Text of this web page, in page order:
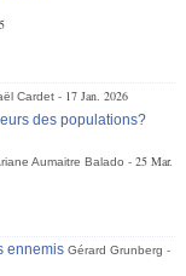
Cardet
17 Jan. 2026
des populations?
Aumaitre Balado
25 Mar.
ennemis Gérard Grunberg